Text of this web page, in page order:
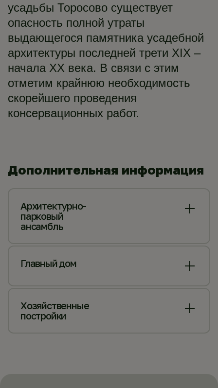
усадьбы Торосово существует
опасность полной утраты
выдающегося памятника усадебной
архитектуры последней трети XIX –
начала XX века. В связи с этим
отметим крайнюю необходимость
скорейшего проведения
консервационных работ.
Дополнительная информация
Архитектурно-
парковый
ансамбль
Главный дом
Хозяйственные
постройки